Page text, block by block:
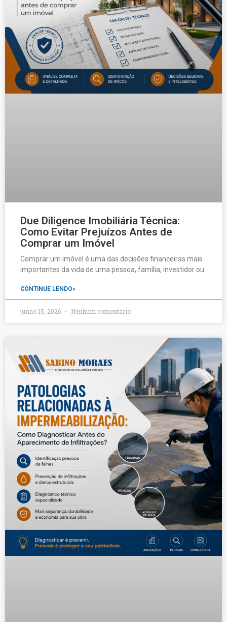
Due Diligence Imobiliária Técnica:
Como Evitar Prejuízos Antes de
Comprar um Imóvel
Comprar um imóvel é uma das decisões financeiras mais
importantes da vida de uma pessoa, família, investidor ou
CONTINUE LENDO»
junho 15, 2026 Nenhum comentário